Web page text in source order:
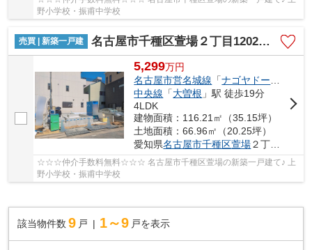
野小学校・振甫中学校
売買 | 新築一戸建 名古屋市千種区萱場２丁目1202【仲介手数料無料】新築一戸建て 2号棟
5,299万円
名古屋市営名城線 「ナゴヤドーム前矢田
中央線 「大曽根 」駅 徒歩19分
4LDK
建物面積：116.21㎡（35.15坪）
土地面積：66.96㎡（20.25坪）
愛知県名古屋市千種区萱場２丁目1202
☆☆☆仲介手数料無料☆☆☆ 名古屋市千種区萱場の新築一戸建て♪ 上
野小学校・振甫中学校
該当物件数 9 戸 1～9 戸を表示